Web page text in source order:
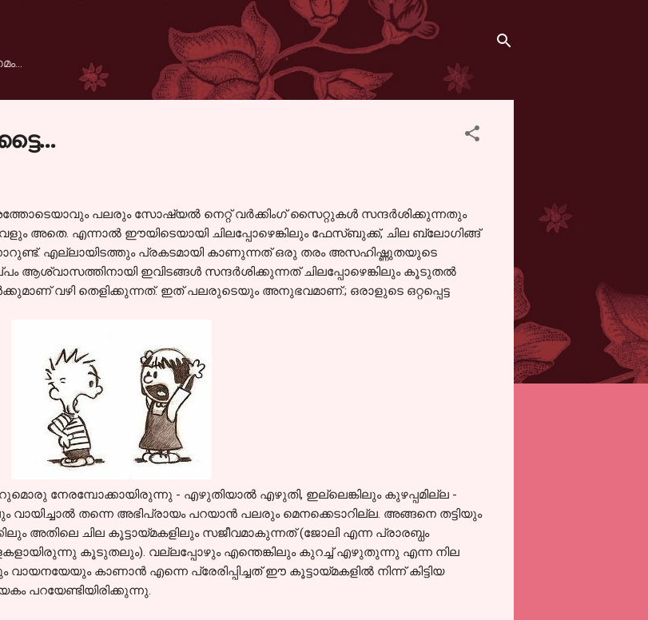
പലരും സോഷ്യല്‍ നെറ്റ് വര്‍ക്കിംഗ് സൈറ്റുകള്‍ സന്ദര്‍ശിക്കുന്നതും
അതെ. എന്നാല്‍ ഈയിടെയായി ചിലപ്പോഴെങ്കിലും ഫേസ്ബുക്ക്, ചില ബ്ലോഗിങ്ങ്
എല്ലായിടത്തും പ്രകടമായി കാണുന്നത് ഒരു തരം അസഹിഷ്ണുതയുടെ
ആശ്വാസത്തിനായി ഇവിടങ്ങള്‍ സന്ദര്‍ശിക്കുന്നത് ചിലപ്പോഴെങ്കിലും കൂടുതല്‍
വഴി തെളിക്കുന്നത്. ഇത് പലരുടെയും അനുഭവമാണ്‌.; ഒരാളുടെ ഒറ്റപ്പെട്ട
നേരമ്പോക്കായിരുന്നു - എഴുതിയാല്‍ എഴുതി, ഇല്ലെങ്കിലും കുഴപ്പമില്ല -
തന്നെ അഭിപ്രായം പറയാന്‍ പലരും മെനക്കെടാറില്ല. അങ്ങനെ തട്ടിയും
അതിലെ ചില കൂട്ടായ്മകളിലും സജീവമാകുന്നത് (ജോലി എന്ന പ്രാരബ്ധം
കൂടുതലും). വല്ലപ്പോഴും എന്തെങ്കിലും കുറച്ച് എഴുതുന്നു എന്ന നില
കാണാന്‍ എന്നെ പ്രേരിപ്പിച്ചത് ഈ കൂട്ടായ്മകളില്‍ നിന്ന്‍ കിട്ടിയ
പറയേണ്ടിയിരിക്കുന്നു.